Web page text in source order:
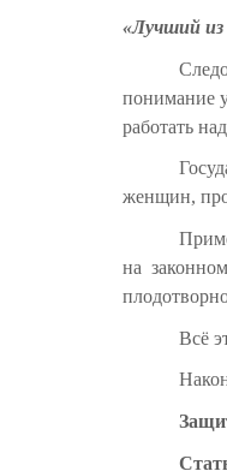
«Лучший из
понимание
работать
женщин,
на
Всё